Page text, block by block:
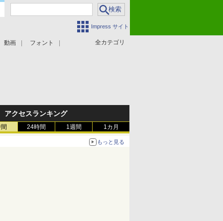
Impress サイト
全カテゴリ
動画 フォント
アクセスランキング
24時間 1週間 1カ月
もっと見る